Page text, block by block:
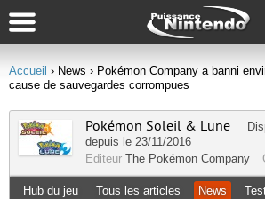
Accueil › News › Pokémon Company a banni
cause de sauvegardes corrompues
Pokémon Soleil & Lune
depuis le 23/11/2016
Editeur The Pokémon Company
Hub du jeu Tous les articles News